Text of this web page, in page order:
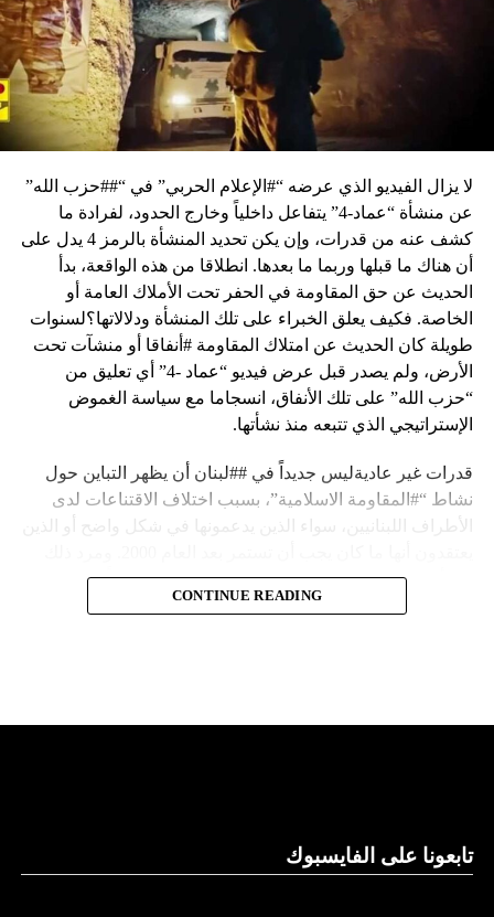
لا يزال الفيديو الذي عرضه “#الإعلام الحربي” في “##حزب الله”
عن منشأة “عماد-4” يتفاعل داخلياً وخارج الحدود، لفرادة ما
كشف عنه من قدرات، وإن يكن تحديد المنشأة بالرمز 4 يدل على
أن هناك ما قبلها وربما ما بعدها. انطلاقا من هذه الواقعة، بدأ
الحديث عن حق المقاومة في الحفر تحت الأملاك العامة أو
الخاصة. فكيف يعلق الخبراء على تلك المنشأة ودلالاتها؟لسنوات
طويلة كان الحديث عن امتلاك المقاومة #أنفاقا أو منشآت تحت
الأرض، ولم يصدر قبل عرض فيديو “عماد -4” أي تعليق من
“حزب الله” على تلك الأنفاق، انسجاما مع سياسة الغموض
الإستراتيجي الذي تتبعه منذ نشأتها.
قدرات غير عاديةليس جديداً في ##لبنان أن يظهر التباين حول
نشاط “#المقاومة الاسلامية”، بسبب اختلاف الاقتناعات لدى
الأطراف اللبنانيين، سواء الذين يدعمونها في شكل واضح أو الذين
إلى أن المقاومة ضد الاحتلال الإسرائيلي لم تكن يوماً محط
إجماع داخلي، وإن كانت القوى اللبنانية المؤمنة بالصراع ضد
النهار
CONTINUE READING
تابعونا على الفايسبوك